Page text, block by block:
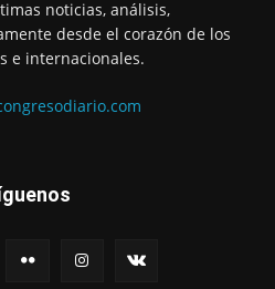
noticias, análisis,
desde el corazón de los
e internacionales.